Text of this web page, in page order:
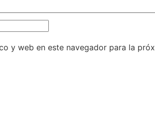
y web en este navegador para la